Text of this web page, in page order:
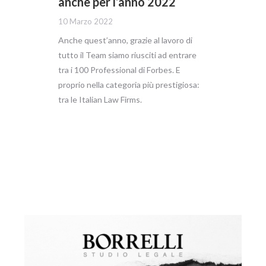
10 Marzo 2022
Anche quest’anno, grazie al lavoro di
tutto il Team siamo riusciti ad entrare
tra i 100 Professional di Forbes. E
proprio nella categoria più prestigiosa:
tra le Italian Law Firms.